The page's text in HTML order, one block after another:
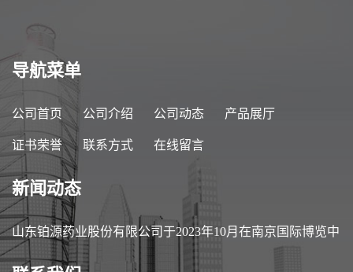
导航菜单
公司首页 公司介绍 公司动态 产品展厅
证书荣誉 联系方式 在线留言
新闻动态
山东铂源药业股份有限公司于2023年10月在南京国际博览中
心参加第89届中国医药原料药/中间体/包装/设备交易会